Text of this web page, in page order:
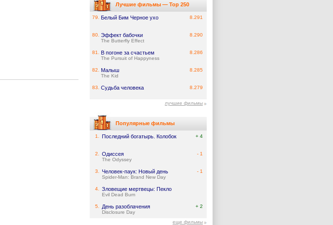
Лучшие фильмы — Top 250
79. Белый Бим Черное ухо 8.291
80. Эффект бабочки
The Butterfly Effect
8.290
81. В погоне за счастьем
The Pursuit of Happyness
8.286
82. Малыш
The Kid
8.285
83. Судьба человека 8.279
лучшие фильмы
Популярные фильмы
1. Последний богатырь. Колобок + 4
2. Одиссея
The Odyssey
- 1
3. Человек-паук: Новый день
Spider-Man: Brand New Day
- 1
4. Зловещие мертвецы: Пекло
Evil Dead Burn
5. День разоблачения
Disclosure Day
+ 2
еще фильмы